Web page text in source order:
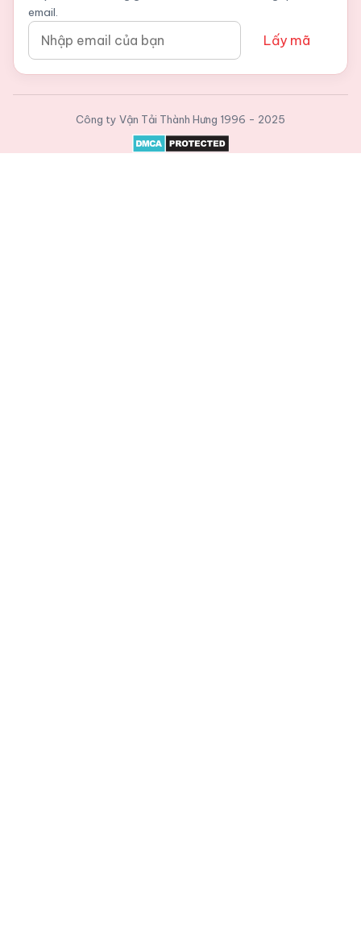
email.
Lấy mã
Công ty Vận Tải Thành Hưng 1996 - 2025